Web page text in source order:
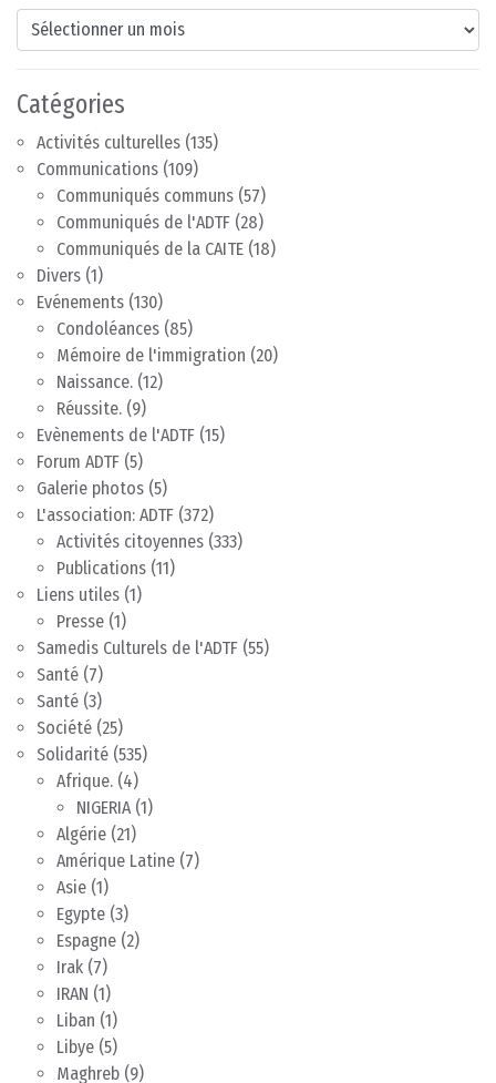
Archives
Catégories
Activités culturelles (135)
Communications (109)
Communiqués communs (57)
Communiqués de l'ADTF (28)
Communiqués de la CAITE (18)
Divers (1)
Evénements (130)
Condoléances (85)
Mémoire de l'immigration (20)
Naissance. (12)
Réussite. (9)
Evènements de l'ADTF (15)
Forum ADTF (5)
Galerie photos (5)
L'association: ADTF (372)
Activités citoyennes (333)
Publications (11)
Liens utiles (1)
Presse (1)
Samedis Culturels de l'ADTF (55)
Santé (7)
Santé (3)
Société (25)
Solidarité (535)
Afrique. (4)
NIGERIA(1)
Algérie (21)
Amérique Latine (7)
Asie (1)
Egypte (3)
Espagne (2)
Irak (7)
IRAN (1)
Liban (1)
Libye (5)
Maghreb (9)